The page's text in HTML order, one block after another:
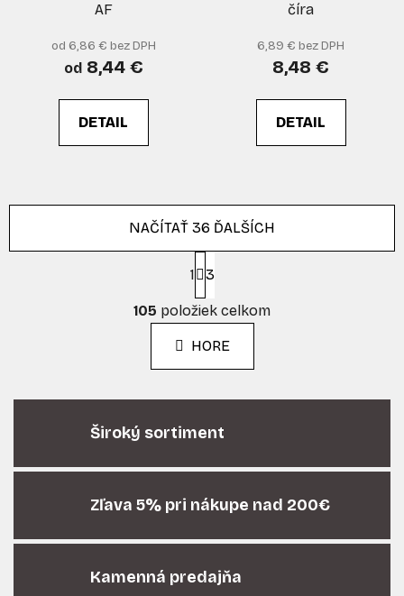
AF
od 6,86 € bez DPH
od8,44 €
DETAIL
číra
6,89 € bez DPH
8,48 €
DETAIL
O
v
l
á
d
a
i
p
r
v
k
v
NAČÍTAŤ 36 ĎALŠÍCH
S
t
r
á
n
k
a
i
1 3
105 položiek celkom
HORE
Široký sortiment
Zľava 5% pri nákupe nad 200€
Kamenná predajňa